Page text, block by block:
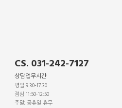
CS. 031-242-7127
상담업무시간
평일 9:30-17:30
점심 11:50-12:50
주말, 공휴일 휴무